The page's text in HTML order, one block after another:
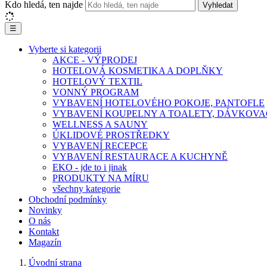
Kdo hledá, ten najde Vyhledat
☰
Vyberte si kategorii
AKCE - VÝPRODEJ
HOTELOVÁ KOSMETIKA A DOPLŇKY
HOTELOVÝ TEXTIL
VONNÝ PROGRAM
VYBAVENÍ HOTELOVÉHO POKOJE, PANTOFLE
VYBAVENÍ KOUPELNY A TOALETY,
WELLNESS A SAUNY
ÚKLIDOVÉ PROSTŘEDKY
VYBAVENÍ RECEPCE
VYBAVENÍ RESTAURACE A KUCHYNĚ
EKO - jde to i jinak
PRODUKTY NA MÍRU
všechny kategorie
Obchodní podmínky
Novinky
O nás
Kontakt
Magazín
Úvodní strana